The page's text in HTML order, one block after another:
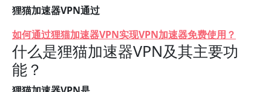
狸猫加速器VPN通过
如何通过狸猫加速器VPN实现VPN加速器免费使用？
什么是狸猫加速器VPN及其主要功
能？